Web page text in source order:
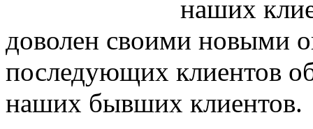
наших
доволен своими новыми
последующих клиентов
наших бывших клиентов.